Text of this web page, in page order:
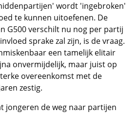
wordt 'ingebroken'
te kunnen uitoefenen. De
G500 verschilt nu nog per partij
sprake zal zijn, is de vraag.
een tamelijk elitair
onvermijdelijk, maar juist op
overeenkomst met de
zestig.
jongeren de weg naar partijen